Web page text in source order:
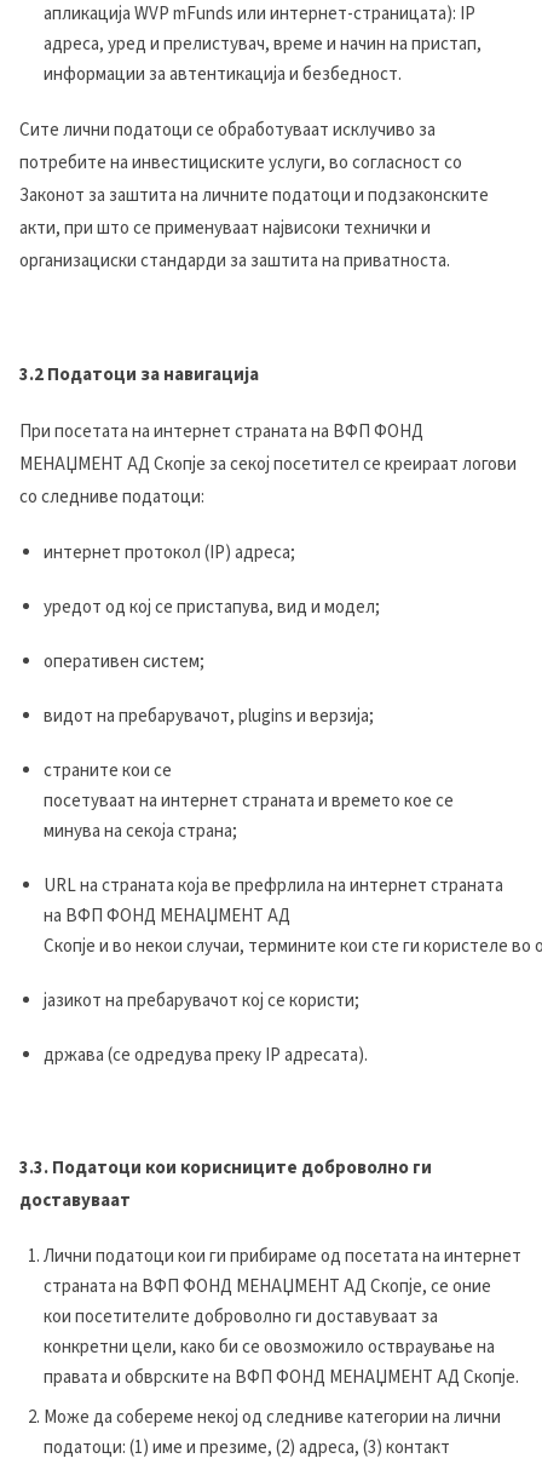
апликација WVP mFunds или интернет-страницата): IP
адреса, уред и прелистувач, време и начин на пристап,
информации за автентикација и безбедност.
Сите лични податоци се обработуваат исклучиво за
потребите на инвестициските услуги, во согласност со
Законот за заштита на личните податоци и подзаконските
акти, при што се применуваат највисоки технички и
организациски стандарди за заштита на приватноста.
3.2 Податоци за навигација
При посетата на интернет страната на ВФП ФОНД
МЕНАЏМЕНТ АД Скопје за секој посетител се креираат логови
со следниве податоци:
интернет протокол (IP) адреса;
уредот од којсе пристапува, вид и модел;
оперативен систем;
видот на пребарувачот, plugins и верзија;
страните коисе
посетуваатнаинтернетстранатаи времето коесе
минувана секоја страна;
URL на страната која ве префрлила наинтернет страната
на ВФП ФОНД МЕНАЏМЕНТ АД
Скопјеи во некои случаи, термините кои сте ги користеле во
јазикот на пребарувачот којсе користи;
држава (се одредува преку IP адресата).
3.3. Податоци кои корисниците доброволно ги
доставуваат
Лични податоци кои ги прибираме од посетата на интернет
страната на ВФП ФОНД МЕНАЏМЕНТ АД Скопје, се оние
кои посетителите доброволно ги доставуваат за
конкретни цели, како би се овозможило оствраување на
правата и обврските на ВФП ФОНД МЕНАЏМЕНТ АД Скопје.
Може да собереме некој од следниве категории на лични
податоци: (1) име и презиме, (2) адреса, (3) контакт